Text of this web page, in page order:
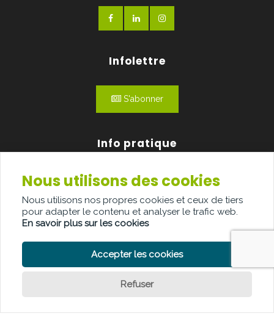
Infolettre
S'abonner
Info pratique
Qui sommes-nous?
Publicité
Contact
Nous utilisons des cookies
Nous utilisons nos propres cookies et ceux de tiers
pour adapter le contenu et analyser le trafic web.
En savoir plus sur les cookies
Accepter les cookies
Refuser